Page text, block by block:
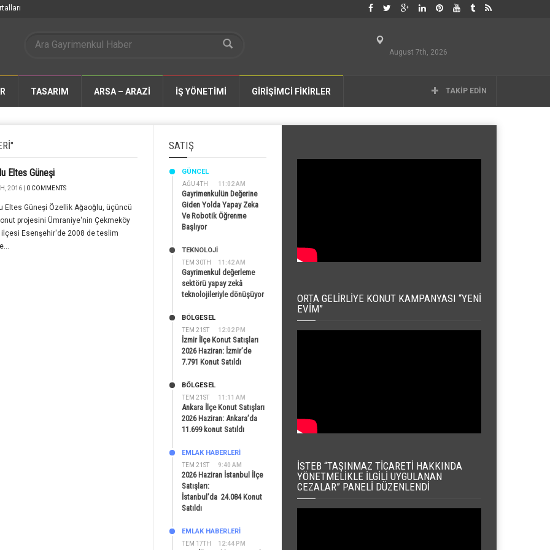
August 7th, 2026
TASARIM ARSA – ARAZİ İŞ YÖNETİMİ GİRİŞİMCİ FİKİRLER TAKIP EDIN
Eltes Güneşi
2016 | 0 COMMENTS
Eltes Güneşi Özellik Ağaoğlu, üçüncü
projesini Ümraniye'nin Çekmeköy
ilçesi Esenşehir'de 2008 de teslim
SATIŞ
AĞU 4TH 11:02 AM
GÜNCEL
Gayrimenkulün Değerine
Giden Yolda Yapay Zeka
Ve Robotik Öğrenme
Başlıyor
TEM 30TH 11:42 AM
TEKNOLOJİ
Gayrimenkul değerleme
sektörü yapay zekâ
teknolojileriyle dönüşüyor
TEM 21ST 12:02 PM
BÖLGESEL
İzmir İlçe Konut Satışları
2026 Haziran: İzmir’de
7.791 Konut Satıldı
TEM 21ST 11:11 AM
BÖLGESEL
Ankara İlçe Konut Satışları
2026 Haziran: Ankara’da
11.699 konut Satıldı
TEM 21ST 9:40 AM
EMLAK HABERLERI
2026 Haziran İstanbul İlçe
Satışları:
İstanbul’da 24.084 Konut
Satıldı
TEM 17TH 12:44 PM
EMLAK HABERLERI
ORTA GELIRLIYE KONUT KAMPANYASI “YENI
EVIM”
İSTEB “TAŞINMAZ TICARETI HAKKINDA
YÖNETMELIKLE İLGILI UYGULANAN
CEZALAR” PANELI DÜZENLENDI